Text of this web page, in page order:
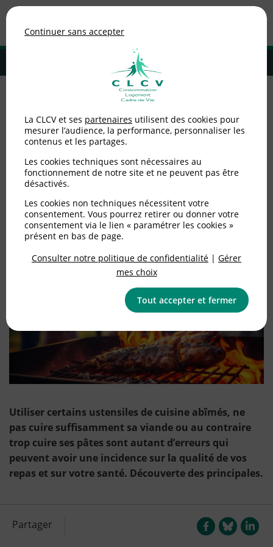
MENU
Adhérer à la CLCV
erreurs à éviter
Cuisson des aliments : 5
erreurs à éviter
Publié le26/02/2024(mis à jour le02/01/2025)
Alimentation
Utiliser certains ustensiles de cuisine abîmés, ne
pas cuire suffisamment sa viande ou au contraire
trop cuire ses pâtes sont autant d’erreurs qui
peuvent avoir une incidence sur la qualité de vos
repas et sur votre santé. Découverte des principales.
Utiliser une casserole abîmée
Partager
Continuer sans accepter
La CLCV et ses partenaires utilisent des cookies pour
mesurer l’audience, la performance, personnaliser les
contenus et les partages.
Les cookies techniques sont nécessaires au
fonctionnement de notre site et ne peuvent pas être
désactivés.
Les cookies non techniques nécessitent votre
consentement. Vous pourrez retirer ou donner votre
consentement via le lien « paramétrer les cookies »
présent en bas de page.
Consulter notre politique de confidentialité | Gérer
mes choix
Tout accepter et fermer